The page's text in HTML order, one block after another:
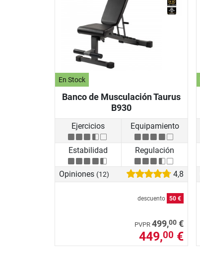
En Stock
Banco de Musculación Taurus
B930
Ejercicios Equipamiento
Estabilidad Regulación
Opiniones (12) 4,8
descuento 50 €
PVPR 499,00 €
449,00 €